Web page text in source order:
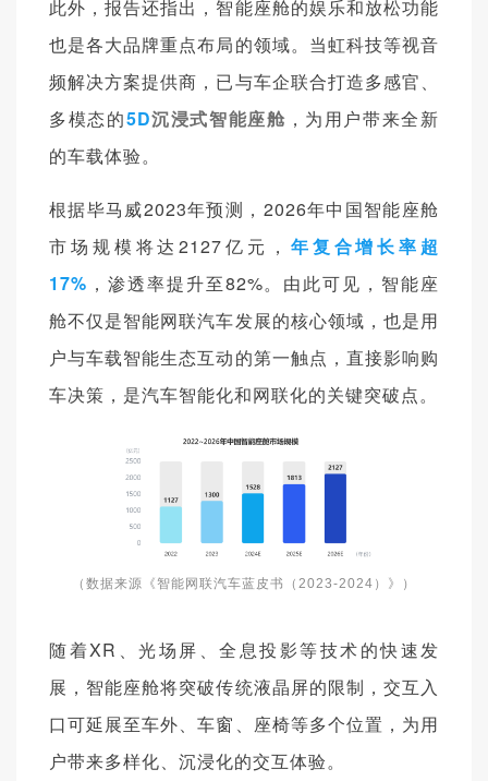
此外，报告还指出，智能座舱的娱乐和放松功能
也是各大品牌重点布局的领域。当虹科技等视音
频解决方案提供商，已与车企联合打造多感官、
多模态的5D沉浸式智能座舱 ，为用户带来全新
的车载体验。
根据毕马威2023年预测，2026年中国智能座舱
市场规模将达2127亿元， 年复合增长率超
17% ，渗透率提升至82%。由此可见，智能座
舱不仅是智能网联汽车发展的核心领域，也是用
户与车载智能生态互动的第一触点，直接影响购
车决策，是汽车智能化和网联化的关键突破点。
（数据来源《智能网联汽车蓝皮书（2023-2024）》）
随着XR、光场屏、全息投影等技术的快速发
展，智能座舱将突破传统液晶屏的限制，交互入
口可延展至车外、车窗、座椅等多个位置，为用
户带来多样化、沉浸化的交互体验。